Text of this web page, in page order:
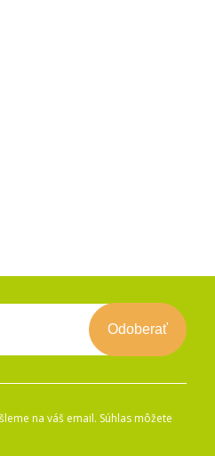
Odoberať
na váš email. Súhlas môžete